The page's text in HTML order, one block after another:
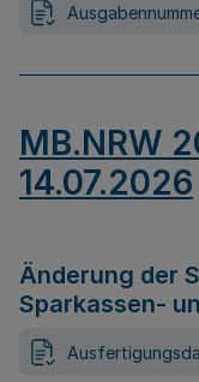
MB.NRW
14.07.2026
Änderung der
Sparkassen-